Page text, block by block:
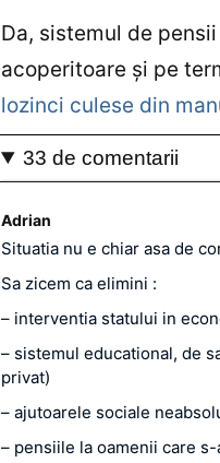
Da, sistemul de
acoperitoare şi pe
lozinci culese din
33 de comentarii
Adrian
Situatia nu e chiar asa de
Sa zicem ca elimini :
– interventia statului in
– sistemul educational, de
privat)
– ajutoarele sociale
– pensiile la oamenii care